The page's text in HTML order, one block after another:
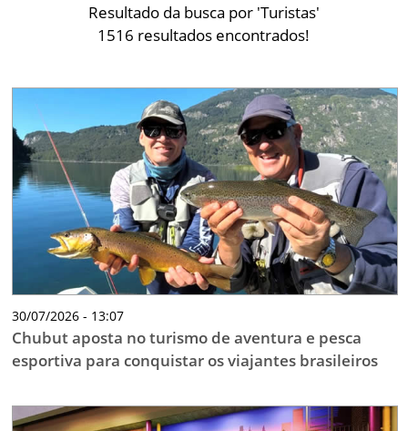
GASTRONOMIA
VITRINE
TURISMO SA TV
TESTADO E APROVADO
ÚLTIMAS NOTÍCIAS
PARCEIROS
QUEM SOMOS - EQUIPE
CONTATO
Resultado da busca por 'Turistas'
1516 resultados encontrados!
30/07/2026 - 13:07
Chubut aposta no turismo de aventura e pesca
esportiva para conquistar os viajantes brasileiros